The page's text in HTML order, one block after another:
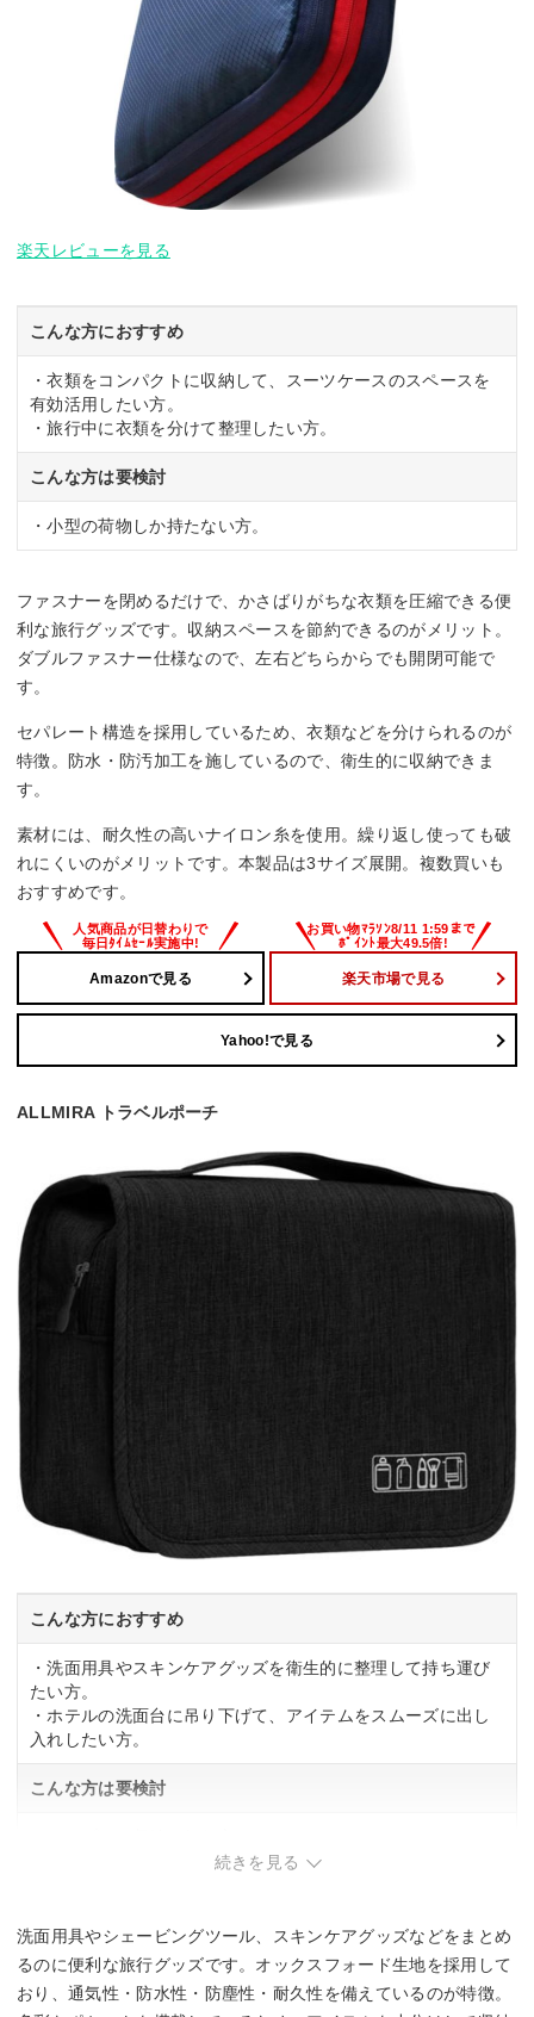
楽天レビューを見る
こんな方におすすめ
・衣類をコンパクトに収納して、スーツケースのスペースを
有効活用したい方。
・旅行中に衣類を分けて整理したい方。
こんな方は要検討
・小型の荷物しか持たない方。
ファスナーを閉めるだけで、かさばりがちな衣類を圧縮できる便
利な旅行グッズです。収納スペースを節約できるのがメリット。
ダブルファスナー仕様なので、左右どちらからでも開閉可能で
す。
セパレート構造を採用しているため、衣類などを分けられるのが
特徴。防水・防汚加工を施しているので、衛生的に収納できま
す。
素材には、耐久性の高いナイロン糸を使用。繰り返し使っても破
れにくいのがメリットです。本製品は3サイズ展開。複数買いも
おすすめです。
Amazonで見る 楽天市場で見る
Yahoo!で見る
ALLMIRA トラベルポーチ
こんな方におすすめ
・洗面用具やスキンケアグッズを衛生的に整理して持ち運び
たい方。
・ホテルの洗面台に吊り下げて、アイテムをスムーズに出し
入れしたい方。
こんな方は要検討
続きを見る
洗面用具やシェービングツール、スキンケアグッズなどをまとめ
るのに便利な旅行グッズです。オックスフォード生地を採用して
おり、通気性・防水性・防塵性・耐久性を備えているのが特徴。